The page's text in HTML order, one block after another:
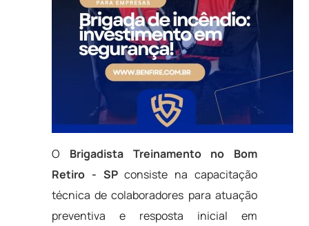
O Brigadista Treinamento no Bom
Retiro - SPconsiste na capacitação
técnica de colaboradores para atuação
preventiva e resposta inicial em